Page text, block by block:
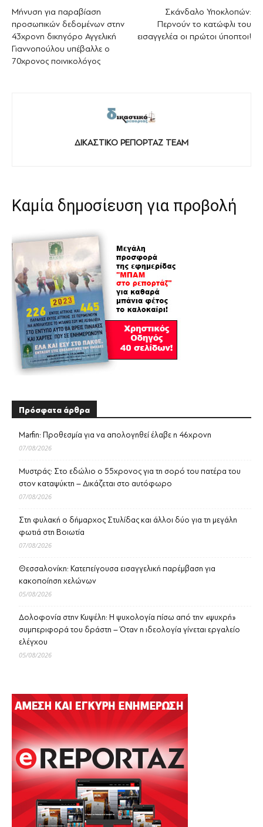
Μήνυση για παραβίαση
προσωπικών δεδομένων στην
43χρονη δικηγόρο Αγγελική
Γιαννοπούλου υπέβαλλε ο
70χρονος ποινικολόγος
Σκάνδαλο Υποκλοπών:
Περνούν το κατώφλι του
εισαγγελέα οι πρώτοι ύποπτοι!
ΔΙΚΑΣΤΙΚΟ ΡΕΠΟΡΤΑΖ TEAM
Καμία δημοσίευση για προβολή
Πρόσφατα άρθρα
Marfin: Προθεσμία για να απολογηθεί έλαβε η 46χρονη
07/08/2026
Μυστράς: Στο εδώλιο ο 55χρονος για τη σορό του πατέρα του
στον καταψύκτη – Δικάζεται στο αυτόφωρο
07/08/2026
Στη φυλακή ο δήμαρχος Στυλίδας και άλλοι δύο για τη μεγάλη
φωτιά στη Βοιωτία
07/08/2026
Θεσσαλονίκη: Κατεπείγουσα εισαγγελική παρέμβαση για
κακοποίηση χελώνων
05/08/2026
Δολοφονία στην Κυψέλη: Η ψυχολογία πίσω από την «ψυχρή»
συμπεριφορά του δράστη – Όταν η ιδεολογία γίνεται εργαλείο
ελέγχου
05/08/2026